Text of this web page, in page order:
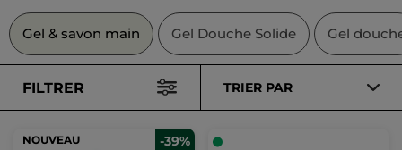
Gel & savon main Gel Douche Solide Gel
FILTRER TRIER PAR
NOUVEAU -39%